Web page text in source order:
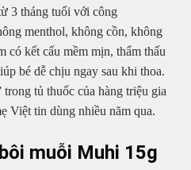
3 tháng tuổi với công
menthol, không cồn, không
có kết cấu mềm mịn, thẩm thấu
bé dễ chịu ngay sau khi thoa.
tủ thuốc của hàng triệu gia
Việt tin dùng nhiều năm qua.
muỗi Muhi 15g